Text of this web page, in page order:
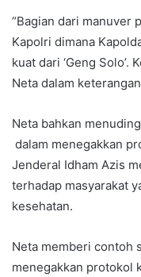
“Bagian dari manuver
Kapolri dimana
kuat dari ‘Geng Solo’.
Neta dalam
Neta bahkan
dalam menegakkan
Jenderal Idham Azis
terhadap masyarakat
kesehatan.
Neta memberi contoh
menegakkan protokol